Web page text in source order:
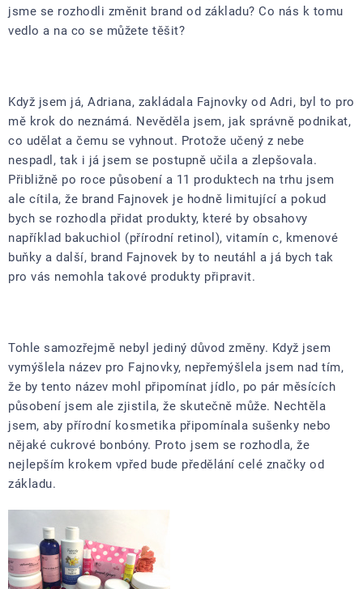
jsme se rozhodli změnit brand od základu? Co nás k tomu
vedlo a na co se můžete těšit?
Když jsem já, Adriana, zakládala Fajnovky od Adri, byl to pro
mě krok do neznámá. Nevěděla jsem, jak správně podnikat,
co udělat a čemu se vyhnout. Protože učený z nebe
nespadl, tak i já jsem se postupně učila a zlepšovala.
Přibližně po roce působení a 11 produktech na trhu jsem
ale cítila, že brand Fajnovek je hodně limitující a pokud
bych se rozhodla přidat produkty, které by obsahovy
například bakuchiol (přírodní retinol), vitamín c, kmenové
buňky a další, brand Fajnovek by to neutáhl a já bych tak
pro vás nemohla takové produkty připravit.
Tohle samozřejmě nebyl jediný důvod změny. Když jsem
vymýšlela název pro Fajnovky, nepřemýšlela jsem nad tím,
že by tento název mohl připomínat jídlo, po pár měsících
působení jsem ale zjistila, že skutečně může. Nechtěla
jsem, aby přírodní kosmetika připomínala sušenky nebo
nějaké cukrové bonbóny. Proto jsem se rozhodla, že
nejlepším krokem vpřed bude předělání celé značky od
základu.